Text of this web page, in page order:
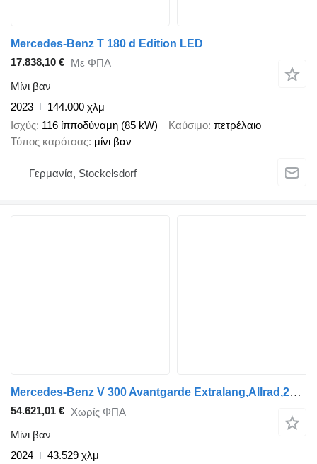
Mercedes-Benz T 180 d Edition LED
17.838,10 € Με ΦΠΑ
Μίνι βαν
2023
144.000 χλμ
Ισχύς 116 ίπποδύναμη (85 kW) Καύσιμο πετρέλαιο
Τύπος καρότσας μίνι βαν
Γερμανία, Stockelsdorf
Mercedes-Benz V 300 Avantgarde Extralang,Allrad,2el.Schiebetür
54.621,01 € Χωρίς ΦΠΑ
Μίνι βαν
2024
43.529 χλμ